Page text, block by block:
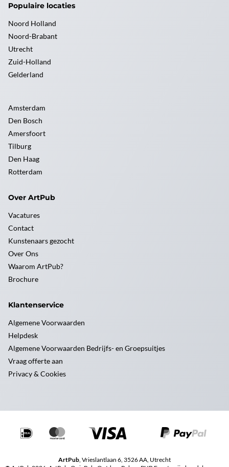
Populaire locaties
Noord Holland
Noord-Brabant
Utrecht
Zuid-Holland
Gelderland
Amsterdam
Den Bosch
Amersfoort
Tilburg
Den Haag
Rotterdam
Over ArtPub
Vacatures
Contact
Kunstenaars gezocht
Over Ons
Waarom ArtPub?
Brochure
Klantenservice
Algemene Voorwaarden
Helpdesk
Algemene Voorwaarden Bedrijfs- en Groepsuitjes
Vraag offerte aan
Privacy & Cookies
ArtPub, Vrieslantlaan 6, 3526 AA, Utrecht